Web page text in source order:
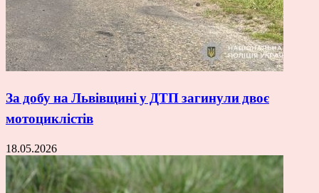
За добу на Львівщині у ДТП загинули двоє
мотоциклістів
18.05.2026